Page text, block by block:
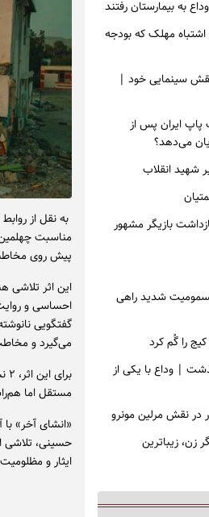
مناسبت
پیش روی
این اثر تلاشی
احساسی و
گفتگویی
می‌گیرد و
مستقل اما
«انشای آخر»
حسینی، تلاشی
ایثار و
به بیمارستان رفتند
پشت‌پرده بازار لوله استیل؛ ۵ اشتباه مهلک که بودجه
سینمایی خود |‌
پاپ ایران پس از
می‌دهد؟
شهید انقلاب
بازیگر مشهور
شدید راهی
را گُم کرد
| وداع با یکی از
در نقش مرلین مونرو
زن، زیباترین